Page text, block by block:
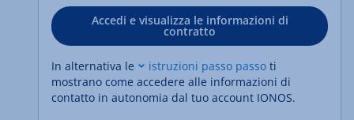
Accedi e visualizza le informazioni di
contratto
In alternativa le istruzioni passo passo ti
mostrano come accedere alle informazioni di
contatto in autonomia dal tuo account IONOS.